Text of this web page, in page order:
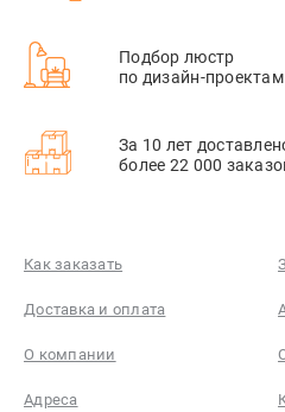
Подбор люстр
по дизайн-проектам
За 10 лет
более 22 000
Как заказать
Доставка и оплата
О компании
Адреса